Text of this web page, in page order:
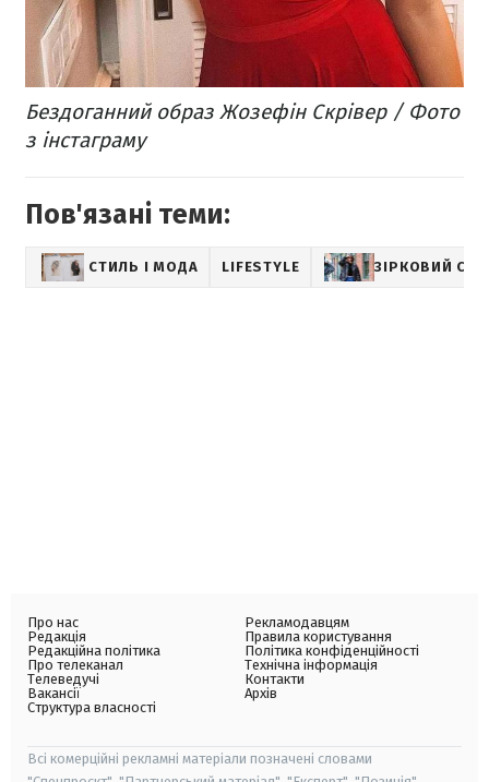
Бездоганний образ Жозефін Скрівер / Фото
з інстаграму
Пов'язані теми:
СТИЛЬ І МОДА LIFESTYLE ЗІРКОВИЙ
Про нас
Редакція
Редакційна політика
Про телеканал
Телеведучі
Вакансії
Структура власності
Рекламодавцям
Правила користування
Політика конфіденційності
Технічна інформація
Контакти
Архів
Всі комерційні рекламні матеріали позначені словами